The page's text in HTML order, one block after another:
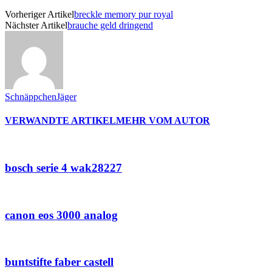
Vorheriger Artikelbreckle memory pur royal
Nächster Artikelbrauche geld dringend
SchnäppchenJäger
VERWANDTE ARTIKELMEHR VOM AUTOR
bosch serie 4 wak28227
canon eos 3000 analog
buntstifte faber castell